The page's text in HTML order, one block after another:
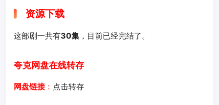
资源下载
这部剧一共有30集 ，目前已经完结了。
夸克网盘在线转存
网盘链接： 点击转存